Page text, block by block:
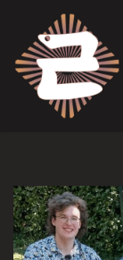
Zum
Inhalt
springen